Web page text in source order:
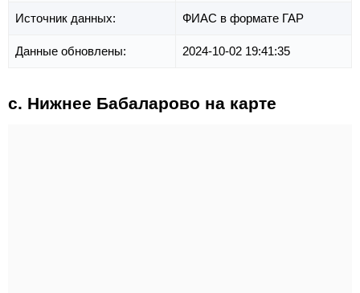
Источник данных: ФИАС в формате ГАР
Данные обновлены: 2024-10-02 19:41:35
с. Нижнее Бабаларово на карте